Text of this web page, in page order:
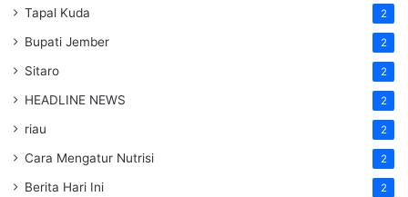
Tapal Kuda 2
Bupati Jember 2
Sitaro 2
HEADLINE NEWS 2
riau 2
Cara Mengatur Nutrisi 2
Berita Hari Ini 2